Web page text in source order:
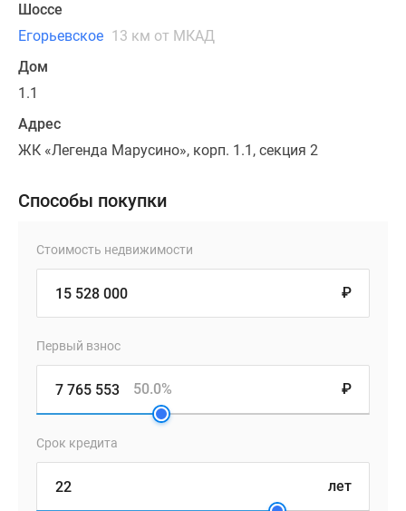
Шоссе
Егорьевское 13 км от МКАД
Дом
1.1
Адрес
ЖК «Легенда Марусино», корп. 1.1, секция 2
Способы покупки
Стоимость недвижимости
₽
Первый взнос
₽
50.0%
Срок кредита
лет